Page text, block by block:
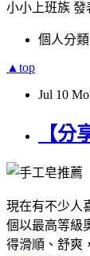
小小上班族 發
個人分類
▲top
Jul 10
【
現在有不少人
個以最高等級
得滑順、舒爽